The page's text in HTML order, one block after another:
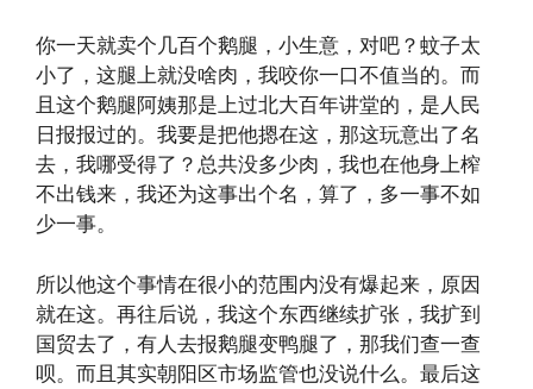
你一天就卖个几百个鹅腿，小生意，对吧？蚊子太
小了，这腿上就没啥肉，我咬你一口不值当的。而
且这个鹅腿阿姨那是上过北大百年讲堂的，是人民
日报报过的。我要是把他摁在这，那这玩意出了名
去，我哪受得了？总共没多少肉，我也在他身上榨
不出钱来，我还为这事出个名，算了，多一事不如
少一事。
所以他这个事情在很小的范围内没有爆起来，原因
就在这。再往后说，我这个东西继续扩张，我扩到
国贸去了，有人去报鹅腿变鸭腿了，那我们查一查
呗。而且其实朝阳区市场监管也没说什么。最后这